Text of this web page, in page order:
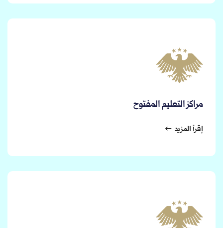
مراكز التعليم المفتوح
إقرأ المزيد